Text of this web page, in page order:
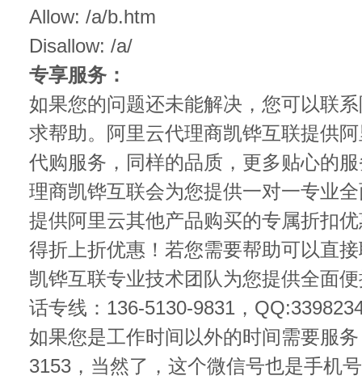
Allow: /a/b.htm
Disallow: /a/
专享服务：
如果您的问题还未能解决，您可以联
求帮助。阿里云代理商凯铧互联提供
代购服务，同样的品质，更多贴心的
理商凯铧互联会为您提供一对一专业
提供阿里云其他产品购买的专属折扣
得折上折优惠！若您需要帮助可以直
凯铧互联专业技术团队为您提供全面
话专线：136-5130-9831，
如果您是工作时间以外的时间需要服
3153，当然了，这个微信号也是手机